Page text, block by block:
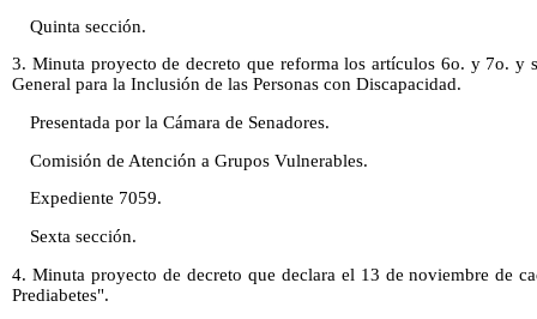
Quinta sección.
3. Minuta proyecto de decreto que reforma los artículos 6o. y 7o. y
General para la Inclusión de las Personas con Discapacidad.
Presentada por la Cámara de Senadores.
Comisión de Atención a Grupos Vulnerables.
Expediente 7059.
Sexta sección.
4. Minuta proyecto de decreto que declara el 13 de noviembre de
Prediabetes".